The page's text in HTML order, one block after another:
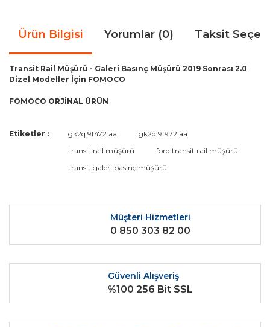
Ürün Bilgisi Yorumlar (0) Taksit
Transit Rail Müşürü - Galeri Basınç Müşürü 2019 Sonrası 2.0
Dizel Modeller İçin FOMOCO
FOMOCO ORJİNAL ÜRÜN
Bu ürüne ilk yorumu siz yapın!
Bu ürünün fiyat bilgisi, resim, ürün açıklamalarında ve diğer
kullanarak tarafımıza iletebilirsiniz.
Görüş ve önerileriniz için teşekkür ederiz.
Ürün açıklamasında eksik bilgiler bulunuyor.
Ürün bilgilerinde hatalar bulunuyor.
Ürün fiyatı diğer sitelerden daha pahalı.
Bu ürüne benzer farklı alternatifler olmalı.
Etiketler : gk2q 9f472 aa
gk2q 9f972 aa
transit rail müşürü
ford transit rail müşürü
transit galeri basınç müşürü
Müşteri Hizmetleri
0 850 303 82 00
Güvenli Alışveriş
%100 256 Bit SSL